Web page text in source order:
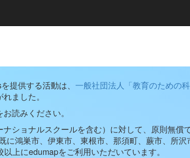
提供する活動は、 一般社団法人「教育のための科
ました。
お読みください。
ショナルスクールを含む）に対して、原則無償
に鴻巣市、伊東市、東根市、那須町、蕨市、所
上にedumapをご利用いただいています。